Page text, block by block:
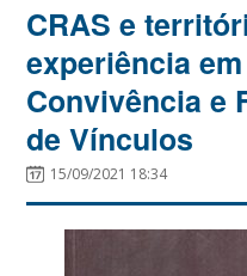
CRAS e
experiência
Convivência e
de Vínculos
15/09/2021 18:34